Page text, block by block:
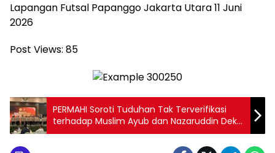
Lapangan Futsal Papanggo Jakarta Utara 11 Juni
2026
Post Views: 85
PERMAHI Soroti Tuduhan Tak Terverifikasi
terhadap Muslim Ayub dan Nazaruddin Dek
Gam, Ingatkan Pentingnya Prinsip Negara